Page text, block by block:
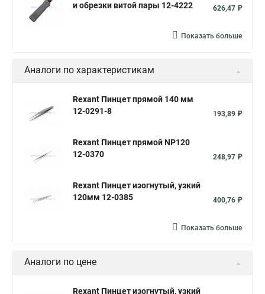
и обрезки витой пары 12-4222
626,47 ₽
Показать больше
Аналоги по характеристикам
Rexant Пинцет прямой 140 мм
12-0291-8
193,89 ₽
Rexant Пинцет прямой NP120
12-0370
248,97 ₽
Rexant Пинцет изогнутый, узкий
120мм 12-0385
400,76 ₽
Показать больше
Аналоги по цене
Rexant Пинцет изогнутый, узкий